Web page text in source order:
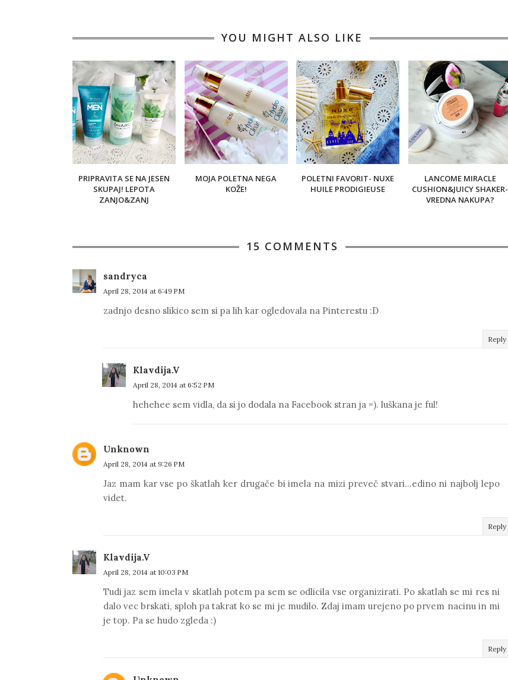
YOU MIGHT ALSO LIKE
PRIPRAVITA SE NA JESEN
SKUPAJ! LEPOTA
ZANJO&ZANJ
MOJA POLETNA NEGA
KOŽE!
POLETNI FAVORIT- NUXE
HUILE PRODIGIEUSE
LANCOME MIRACLE
CUSHION&JUICY SHAKER-
VREDNA NAKUPA?
15 COMMENTS
sandryca
April 28, 2014 at 6:49 PM
zadnjo desno slikico sem si pa lih kar ogledovala na Pinterestu :D
Reply
Klavdija.V
April 28, 2014 at 6:52 PM
hehehee sem vidla, da si jo dodala na Facebook stran ja =). luškana je ful!
Unknown
April 28, 2014 at 9:26 PM
Jaz mam kar vse po škatlah ker drugače bi imela na mizi preveč stvari...edino ni najbolj lepo
videt.
Reply
Klavdija.V
April 28, 2014 at 10:03 PM
Tudi jaz sem imela v skatlah potem pa sem se odlicila vse organizirati. Po skatlah se mi res ni
dalo vec brskati, sploh pa takrat ko se mi je mudilo. Zdaj imam urejeno po prvem nacinu in mi
je top. Pa se hudo zgleda :)
Reply